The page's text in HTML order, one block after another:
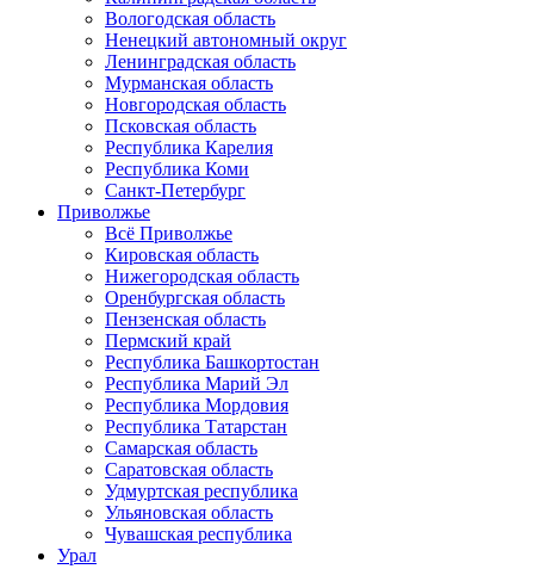
Вологодская область
Ненецкий автономный округ
Ленинградская область
Мурманская область
Новгородская область
Псковская область
Республика Карелия
Республика Коми
Санкт-Петербург
Приволжье
Всё Приволжье
Кировская область
Нижегородская область
Оренбургская область
Пензенская область
Пермский край
Республика Башкортостан
Республика Марий Эл
Республика Мордовия
Республика Татарстан
Самарская область
Саратовская область
Удмуртская республика
Ульяновская область
Чувашская республика
Урал